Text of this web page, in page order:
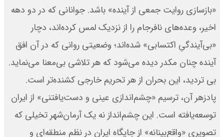
«بازسازی روایت جمعی از آینده» باشد. جوانانی که در دو دهه
اخیر، وعده‌های نافرجام را از نزدیک لمس کرده‌اند، دچار
«بی‌آیندگیِ اکتسابی» شده‌اند؛ وضعیتی روانی که در آن افق
آینده چنان مکدر دیده می‌شود که هر تلاشی بی‌معنا می‌نماید.
بی تردید، این بحران از هر تحریم خارجی کشنده‌تر است.
پادزهر آن، ترسیم «چشم‌اندازی عینی و دست‌یافتنی» از ایران
توسعه‌یافته است. این چشم‌انداز نه یک آرمان‌شهر تخیلی که
تصویری «واقع‌بینانه» از جایگاه ایران در نظم منطقه‌ای و